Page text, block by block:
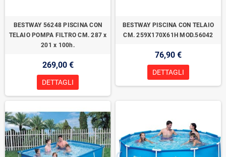
BESTWAY 56248 PISCINA CON
TELAIO POMPA FILTRO CM. 287 x
201 x 100h.
269,00 €
DETTAGLI
BESTWAY PISCINA CON TELAIO
CM. 259X170X61H MOD.56042
76,90 €
DETTAGLI